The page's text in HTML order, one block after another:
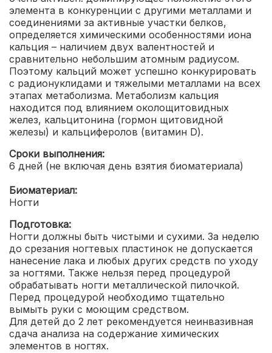
элемента в конкуренции с другими металлами и
соединениями за активные участки белков,
определяется химическими особенностями иона
кальция – наличием двух валентностей и
сравнительно небольшим атомным радиусом.
Поэтому кальций может успешно конкурировать
с радионуклидами и тяжелыми металлами на всех
этапах метаболизма. Метаболизм кальция
находится под влиянием околощитовидных
желез, кальцитонина (гормон щитовидной
железы) и кальциферолов (витамин D).
Сроки выполнения:
6 дней (не включая день взятия биоматериала)
Биоматериал:
Ногти
Подготовка:
Ногти должны быть чистыми и сухими. За неделю
до срезания ногтевых пластинок не допускается
нанесение лака и любых других средств по уходу
за ногтями. Также нельзя перед процедурой
обрабатывать ногти металлической пилочкой.
Перед процедурой необходимо тщательно
вымыть руки с моющим средством.
Для детей до 2 лет рекомендуется неинвазивная
сдача анализа на содержание химических
элементов в ногтях.